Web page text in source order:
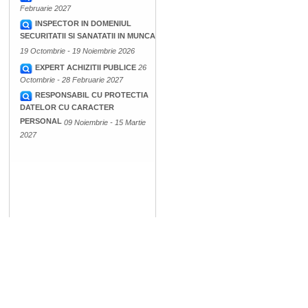
Februarie 2027
INSPECTOR IN DOMENIUL
SECURITATII SI SANATATII IN MUNCA
19 Octombrie - 19 Noiembrie 2026
EXPERT ACHIZITII PUBLICE 26
Octombrie - 28 Februarie 2027
RESPONSABIL CU PROTECTIA
DATELOR CU CARACTER
PERSONAL 09 Noiembrie - 15 Martie
2027